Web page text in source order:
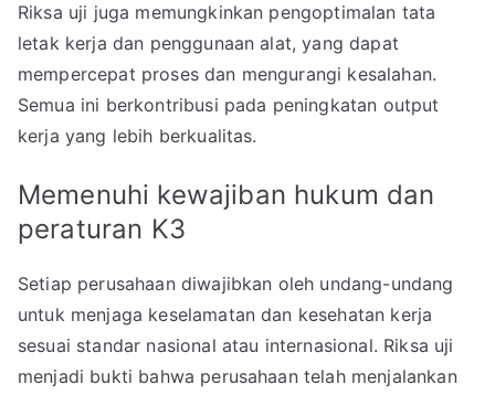
Riksa uji juga memungkinkan pengoptimalan tata
letak kerja dan penggunaan alat, yang dapat
mempercepat proses dan mengurangi kesalahan.
Semua ini berkontribusi pada peningkatan output
kerja yang lebih berkualitas.
Memenuhi kewajiban hukum dan
peraturan K3
Setiap perusahaan diwajibkan oleh undang-undang
untuk menjaga keselamatan dan kesehatan kerja
sesuai standar nasional atau internasional. Riksa uji
menjadi bukti bahwa perusahaan telah menjalankan